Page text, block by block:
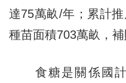
達75萬畝/年；累計
種苗面積703萬畝，補
食糖是關係國計